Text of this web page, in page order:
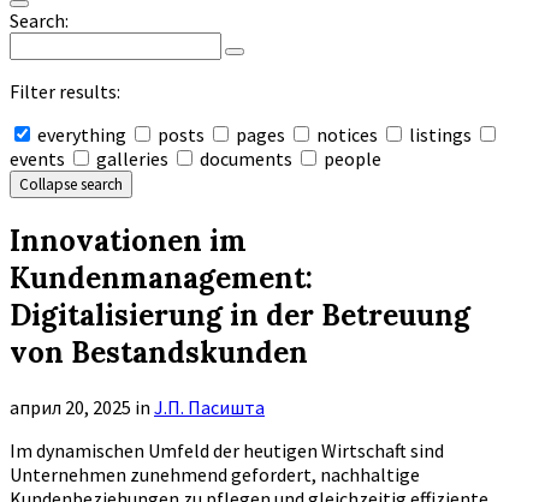
Search:
Filter results:
everything
posts pages notices
listings
events
galleries documents people
Collapse search
Innovationen im
Kundenmanagement:
Digitalisierung in der Betreuung
von Bestandskunden
април 20, 2025 in Ј.П. Пасишта
Im dynamischen Umfeld der heutigen Wirtschaft sind
Unternehmen zunehmend gefordert, nachhaltige